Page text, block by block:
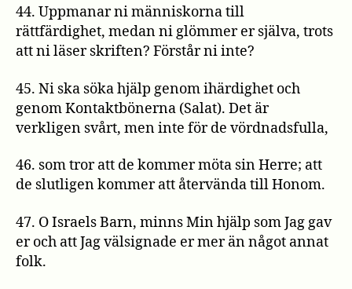
44. Uppmanar ni människorna till
rättfärdighet, medan ni glömmer er själva, trots
att ni läser skriften? Förstår ni inte?
45. Ni ska söka hjälp genom ihärdighet och
genom Kontaktbönerna (Salat). Det är
verkligen svårt, men inte för de vördnadsfulla,
46. som tror att de kommer möta sin Herre; att
de slutligen kommer att återvända till Honom.
47. O Israels Barn, minns Min hjälp som Jag gav
er och att Jag välsignade er mer än något annat
folk.